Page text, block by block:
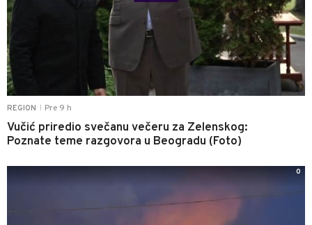
REGION Pre 9 h
Vučić priredio svečanu večeru za Zelenskog:
Poznate teme razgovora u Beogradu (Foto)
0